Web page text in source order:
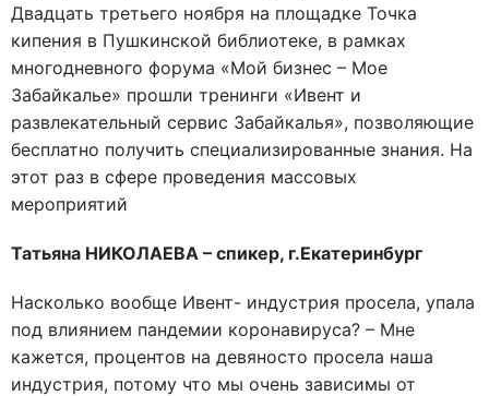
Двадцать третьего ноября на площадке Точка
кипения в Пушкинской библиотеке, в рамках
многодневного форума «Мой бизнес – Мое
Забайкалье» прошли тренинги «Ивент и
развлекательный сервис Забайкалья», позволяющие
бесплатно получить специализированные знания. На
этот раз в сфере проведения массовых
мероприятий
Татьяна НИКОЛАЕВА – спикер, г.Екатеринбург
Насколько вообще Ивент- индустрия просела, упала
под влиянием пандемии коронавируса? – Мне
кажется, процентов на девяносто просела наша
индустрия, потому что мы очень зависимы от